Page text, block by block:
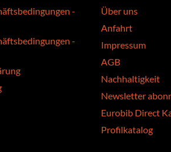
-
-
Über uns
Anfahrt
Impressum
AGB
Nachhaltigkeit
Newsletter
Eurobib Direct
Profilkatalog